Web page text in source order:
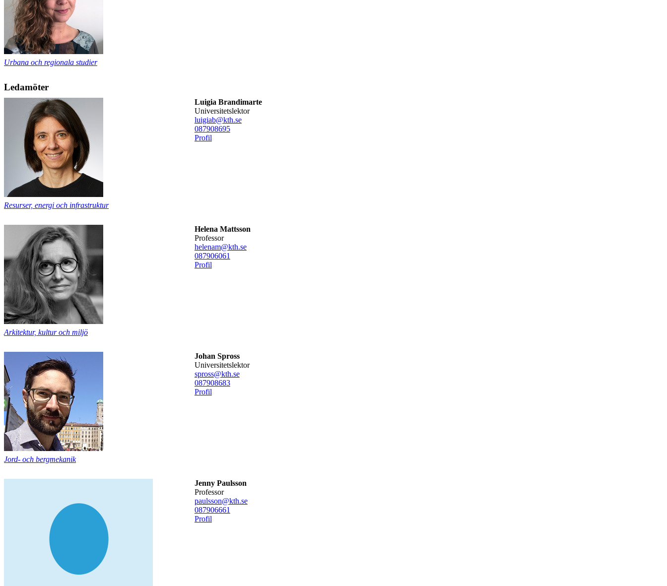
Urbana och regionala studier
Ledamöter
Luigia Brandimarte
universitetslektor
luigiab@kth.se
087908695
Profil
Resurser, energi och infrastruktur
Helena Mattsson
professor
helenam@kth.se
087906061
Profil
Arkitektur, kultur och miljö
Johan Spross
universitetslektor
spross@kth.se
087908683
Profil
Jord- och bergmekanik
Jenny Paulsson
professor
paulsson@kth.se
087906661
Profil